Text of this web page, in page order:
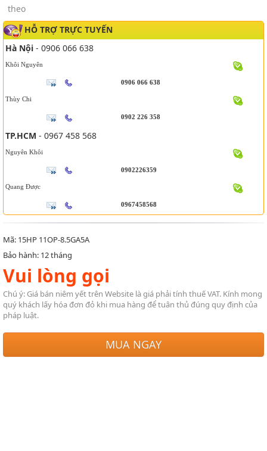
theo
HỖ TRỢ TRỰC TUYẾN
Hà Nội - 0906 066 638
Khôi Nguyên
0906 066 638
Thùy Chi
0902 226 358
TP.HCM - 0967 458 568
Nguyên Khôi
0902226359
Quang Được
0967458568
Mã: 15HP 11OP-8.5GA5A
Bảo hành: 12 tháng
Vui lòng gọi
Chú ý: Giá bán niêm yết trên Website là giá phải tính thuế VAT. Kính mong
quý khách lấy hóa đơn đỏ khi mua hàng để tuân thủ đúng quy định của
pháp luật.
MUA NGAY